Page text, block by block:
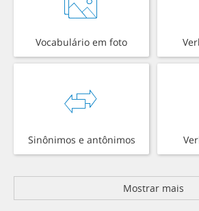
Vocabulário em foto
Sinônimos e antônimos
Mostrar mais